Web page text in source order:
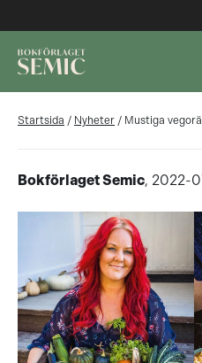
Startsida / Nyheter / Mustiga
Bokförlaget Semic, 2022-